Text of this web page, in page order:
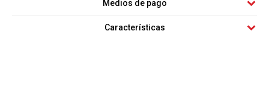
Medios de pago
Características